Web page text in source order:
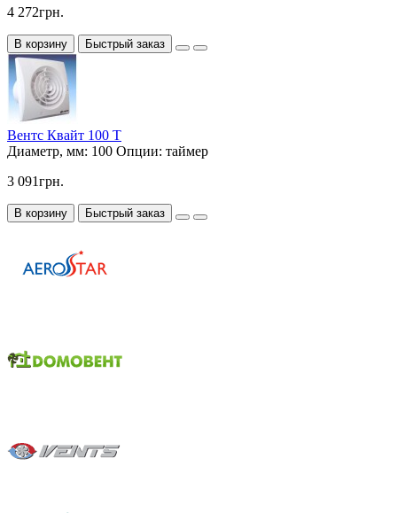
4 272грн.
В корзину Быстрый заказ
Вентс Квайт 100 Т
Диаметр, мм: 100 Опции: таймер
3 091грн.
В корзину Быстрый заказ